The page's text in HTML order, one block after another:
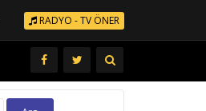
RADYO - TV ÖNER